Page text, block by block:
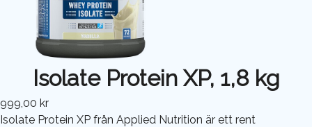
Isolate Protein XP, 1,8 kg
999,00 kr
Isolate Protein XP från Applied Nutrition är ett rent